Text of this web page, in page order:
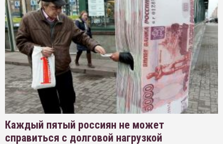
Каждый пятый россиян не может
справиться с долговой нагрузкой